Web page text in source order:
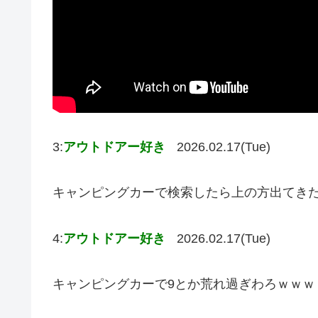
3:アウトドアー好き 2026.02.17(Tue)
キャンピングカーで検索したら上の方出てき
4:アウトドアー好き 2026.02.17(Tue)
キャンピングカーで9とか荒れ過ぎわろｗｗｗ